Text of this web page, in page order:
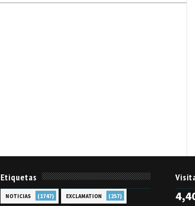
Etiquetas
NOTICIAS (1747) EXCLAMATION (257)